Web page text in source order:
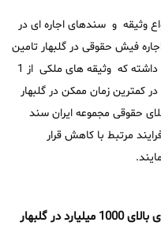
وثیقه و سندهای اجاره ای در
فیش حقوقی در گلبهار تامین
نماید ، این مجموعه همچنین توانایی آنرا داشته که وثیقه های ملکی از 1
تومان را در کمترین زمان ممکن در گلبهار
حقوقی مجموعه ایران سند
مرتبط با کاهش قرار
در گلبهار